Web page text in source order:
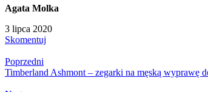
Agata Molka
3 lipca 2020
Skomentuj
Poprzedni
Timberland Ashmont – zegarki na męską wyprawę